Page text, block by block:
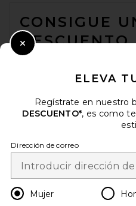
8 Other Reasons Cowboy Hat
CONSIGUE
DESCUENTO
electrónico. Puede retirarse en
Email Address
es
ELEVA
Regístrate en nuestro
DESCUENTO*, es como
Dirección de correo
Mujer
Close Modal